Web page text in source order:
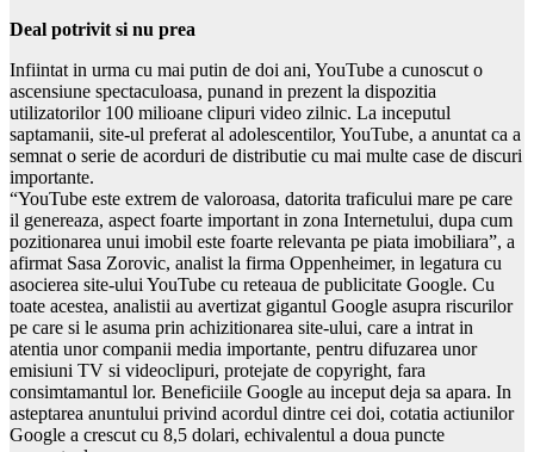
Deal potrivit si nu prea
Infiintat in urma cu mai putin de doi ani, YouTube a cunoscut o
ascensiune spectaculoasa, punand in prezent la dispozitia
utilizatorilor 100 milioane clipuri video zilnic. La inceputul
saptamanii, site-ul preferat al adolescentilor, YouTube, a anuntat ca a
semnat o serie de acorduri de distributie cu mai multe case de discuri
importante.
“YouTube este extrem de valoroasa, datorita traficului mare pe care
il genereaza, aspect foarte important in zona Internetului, dupa cum
pozitionarea unui imobil este foarte relevanta pe piata imobiliara”, a
afirmat Sasa Zorovic, analist la firma Oppenheimer, in legatura cu
asocierea site-ului YouTube cu reteaua de publicitate Google. Cu
toate acestea, analistii au avertizat gigantul Google asupra riscurilor
pe care si le asuma prin achizitionarea site-ului, care a intrat in
atentia unor companii media importante, pentru difuzarea unor
emisiuni TV si videoclipuri, protejate de copyright, fara
consimtamantul lor. Beneficiile Google au inceput deja sa apara. In
asteptarea anuntului privind acordul dintre cei doi, cotatia actiunilor
Google a crescut cu 8,5 dolari, echivalentul a doua puncte